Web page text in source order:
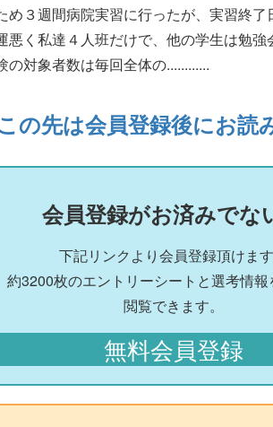
め３週間病院実習に行ったが、実習終
悪く私達４人班だけで、他の学生は勉
の対象者数は毎回全体の............
の先は会員登録後にお読
会員登録がお済みでな
下記リンクより会員登録頂けます
約3200枚のエントリーシートと選考情
閲覧できます。
無料会員登録